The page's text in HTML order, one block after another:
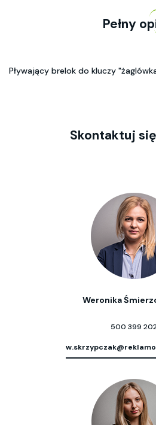
Pełny
Pływający brelok do kluczy
Skontaktuj
Weronika
500 399